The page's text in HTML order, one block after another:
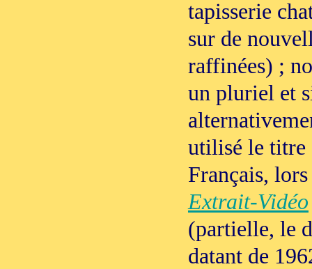
tapisserie
sur de
raffinées) ;
un pluriel et
utilisé le titre
Français,
Extrait-Vidéo
(partielle, le
datant de